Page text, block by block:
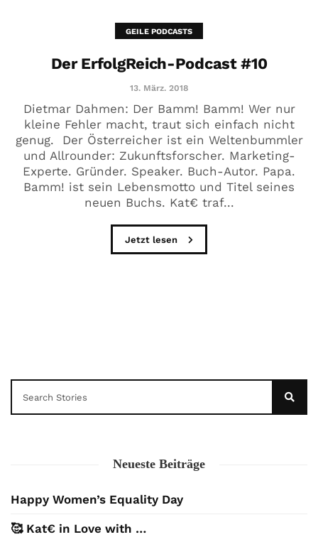
GEILE PODCASTS
Der ErfolgReich-Podcast #10
13. März. 2018
Dietmar Dahmen: Der Bamm! Bamm! Wer nur
kleine Fehler macht, traut sich einfach nicht
genug. Der Österreicher ist ein Weltenbummler
und Allrounder: Zukunftsforscher. Marketing-
Experte. Gründer. Speaker. Buch-Autor. Papa.
Bamm! ist sein Lebensmotto und Titel seines
neuen Buchs. Kat€ traf...
Jetzt lesen
Neueste Beiträge
Happy Women’s Equality Day
🥰 Kat€ in Love with …